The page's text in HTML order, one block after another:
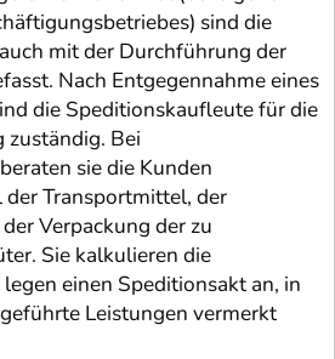
sind die
mit der Durchführung der
Nach Entgegennahme eines
die Speditionskaufleute für die
Bei
sie die Kunden
Transportmittel, der
Verpackung der zu
Sie kalkulieren die
einen Speditionsakt an, in
Leistungen vermerkt